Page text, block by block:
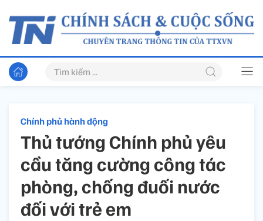
Chính phủ hành động
Thủ tướng Chính phủ yêu
cầu tăng cường công tác
phòng, chống đuối nước
đối với trẻ em